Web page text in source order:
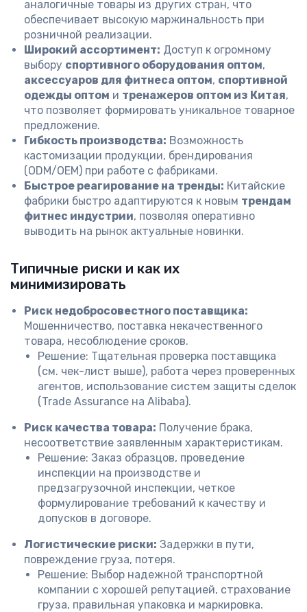
аналогичные товары из других стран, что
обеспечивает высокую маржинальность при
розничной реализации.
Широкий ассортимент: Доступ к огромному
выбору спортивного оборудования оптом,
аксессуаров для фитнеса оптом, спортивной
одежды оптом и тренажеров оптом из Китая,
что позволяет формировать уникальное товарное
предложение.
Гибкость производства: Возможность
кастомизации продукции, брендирования
(ODM/OEM) при работе с фабриками.
Быстрое реагирование на тренды: Китайские
фабрики быстро адаптируются к новым трендам
фитнес индустрии, позволяя оперативно
выводить на рынок актуальные новинки.
Типичные риски и как их
минимизировать
Риск недобросовестного поставщика:
Мошенничество, поставка некачественного
товара, несоблюдение сроков.
Решение: Тщательная проверка поставщика
(см. чек-лист выше), работа через проверенных
агентов, использование систем защиты сделок
(Trade Assurance на Alibaba).
Риск качества товара: Получение брака,
несоответствие заявленным характеристикам.
Решение: Заказ образцов, проведение
инспекции на производстве и
предзагрузочной инспекции, четкое
формулирование требований к качеству и
допусков в договоре.
Логистические риски: Задержки в пути,
повреждение груза, потеря.
Решение: Выбор надежной транспортной
компании с хорошей репутацией, страхование
груза, правильная упаковка и маркировка.